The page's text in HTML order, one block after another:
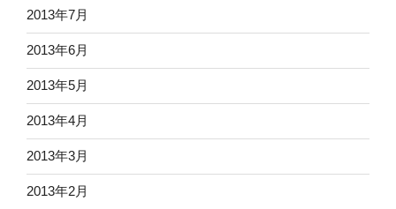
2013年7月
2013年6月
2013年5月
2013年4月
2013年3月
2013年2月